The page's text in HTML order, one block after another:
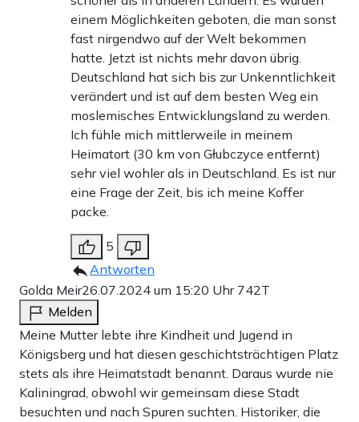
einem Möglichkeiten geboten, die man sonst
fast nirgendwo auf der Welt bekommen
hatte. Jetzt ist nichts mehr davon übrig.
Deutschland hat sich bis zur Unkenntlichkeit
verändert und ist auf dem besten Weg ein
moslemisches Entwicklungsland zu werden.
Ich fühle mich mittlerweile in meinem
Heimatort (30 km von Głubczyce entfernt)
sehr viel wohler als in Deutschland. Es ist nur
eine Frage der Zeit, bis ich meine Koffer
packe.
5
Antworten
Golda Meir26.07.2024 um 15:20 Uhr 742T
Melden
Meine Mutter lebte ihre Kindheit und Jugend in
Königsberg und hat diesen geschichtsträchtigen Platz
stets als ihre Heimatstadt benannt. Daraus wurde nie
Kaliningrad, obwohl wir gemeinsam diese Stadt
besuchten und nach Spuren suchten. Historiker, die